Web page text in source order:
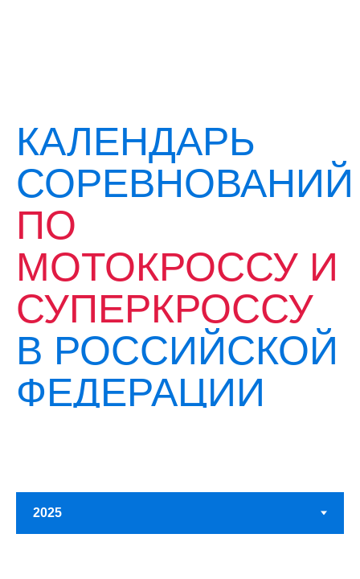
КАЛЕНДАРЬ
СОРЕВНОВАНИЙ
ПО
МОТОКРОССУ И
СУПЕРКРОССУ
В РОССИЙСКОЙ
ФЕДЕРАЦИИ